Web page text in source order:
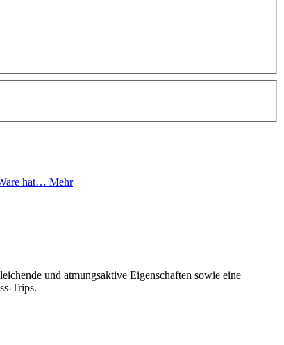
hat… Mehr
und atmungsaktive Eigenschaften sowie eine
Trips.